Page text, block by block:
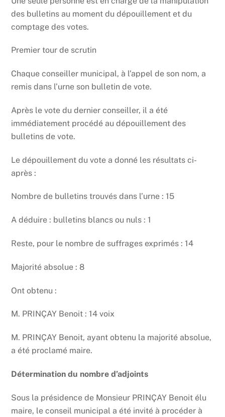
des bulletins au moment du dépouillement et du
comptage des votes.
Premier tour de scrutin
Chaque conseiller municipal, à l’appel de son nom, a
remis dans l’urne son bulletin de vote.
Après le vote du dernier conseiller, il a été
immédiatement procédé au dépouillement des
bulletins de vote.
Le dépouillement du vote a donné les résultats ci-
après :
Nombre de bulletins trouvés dans l’urne : 15
A déduire : bulletins blancs ou nuls : 1
Reste, pour le nombre de suffrages exprimés : 14
Majorité absolue : 8
Ont obtenu :
M. PRINÇAY Benoit : 14 voix
M. PRINÇAY Benoit, ayant obtenu la majorité absolue,
a été proclamé maire.
Détermination du nombre d’adjoints
Sous la présidence de Monsieur PRINÇAY Benoit élu
maire, le conseil municipal a été invité à procéder à